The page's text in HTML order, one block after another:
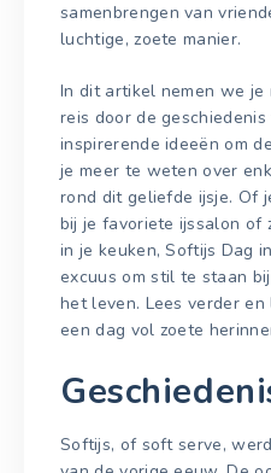
samenbrengen van
luchtige, zoete manier.
In dit artikel nemen we je
reis door de
inspirerende ideeën om
je meer te weten over
rond dit geliefde ijsje. Of
bij je favoriete ijssalon of
in je keuken, Softijs Dag
excuus om stil te staan
het leven. Lees verder
een dag vol zoete
Softijs, of soft serve,